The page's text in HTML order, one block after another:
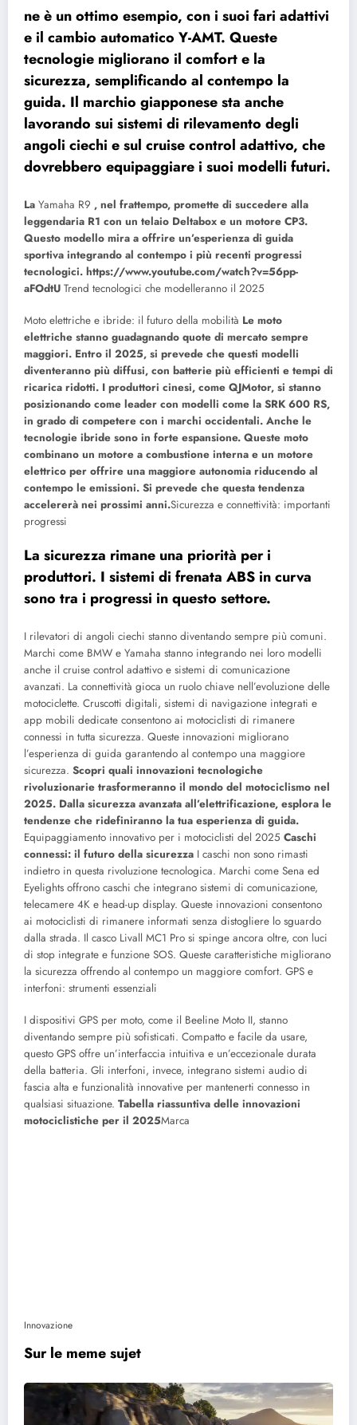
ne è un ottimo esempio, con i suoi fari adattivi
e il cambio automatico Y-AMT. Queste
tecnologie migliorano il comfort e la
sicurezza, semplificando al contempo la
guida. Il marchio giapponese sta anche
lavorando sui sistemi di rilevamento degli
angoli ciechi e sul cruise control adattivo, che
dovrebbero equipaggiare i suoi modelli futuri.
La Yamaha R9 , nel frattempo, promette di succedere alla
leggendaria R1 con un telaio Deltabox e un motore CP3.
Questo modello mira a offrire un’esperienza di guida
sportiva integrando al contempo i più recenti progressi
tecnologici. https://www.youtube.com/watch?v=56pp-
aFOdtU Trend tecnologici che modelleranno il 2025
Moto elettriche e ibride: il futuro della mobilità Le moto
elettriche stanno guadagnando quote di mercato sempre
maggiori. Entro il 2025, si prevede che questi modelli
diventeranno più diffusi, con batterie più efficienti e tempi di
ricarica ridotti. I produttori cinesi, come QJMotor, si stanno
posizionando come leader con modelli come la SRK 600 RS,
in grado di competere con i marchi occidentali. Anche le
tecnologie ibride sono in forte espansione. Queste moto
combinano un motore a combustione interna e un motore
elettrico per offrire una maggiore autonomia riducendo al
contempo le emissioni. Si prevede che questa tendenza
accelererà nei prossimi anni.Sicurezza e connettività: importanti
progressi
La sicurezza rimane una priorità per i
produttori. I sistemi di frenata ABS in curva
sono tra i progressi in questo settore.
I rilevatori di angoli ciechi stanno diventando sempre più comuni.
Marchi come BMW e Yamaha stanno integrando nei loro modelli
anche il cruise control adattivo e sistemi di comunicazione
avanzati. La connettività gioca un ruolo chiave nell’evoluzione delle
motociclette. Cruscotti digitali, sistemi di navigazione integrati e
app mobili dedicate consentono ai motociclisti di rimanere
connessi in tutta sicurezza. Queste innovazioni migliorano
l’esperienza di guida garantendo al contempo una maggiore
sicurezza. Scopri quali innovazioni tecnologiche
rivoluzionarie trasformeranno il mondo del motociclismo nel
2025. Dalla sicurezza avanzata all’elettrificazione, esplora le
tendenze che ridefiniranno la tua esperienza di guida.
Equipaggiamento innovativo per i motociclisti del 2025 Caschi
connessi: il futuro della sicurezza I caschi non sono rimasti
indietro in questa rivoluzione tecnologica. Marchi come Sena ed
Eyelights offrono caschi che integrano sistemi di comunicazione,
telecamere 4K e head-up display. Queste innovazioni consentono
ai motociclisti di rimanere informati senza distogliere lo sguardo
dalla strada. Il casco Livall MC1 Pro si spinge ancora oltre, con luci
di stop integrate e funzione SOS. Queste caratteristiche migliorano
la sicurezza offrendo al contempo un maggiore comfort. GPS e
interfoni: strumenti essenziali
I dispositivi GPS per moto, come il Beeline Moto II, stanno
diventando sempre più sofisticati. Compatto e facile da usare,
questo GPS offre un’interfaccia intuitiva e un’eccezionale durata
della batteria. Gli interfoni, invece, integrano sistemi audio di
fascia alta e funzionalità innovative per mantenerti connesso in
qualsiasi situazione. Tabella riassuntiva delle innovazioni
motociclistiche per il 2025Marca
Innovazione
Sur le meme sujet